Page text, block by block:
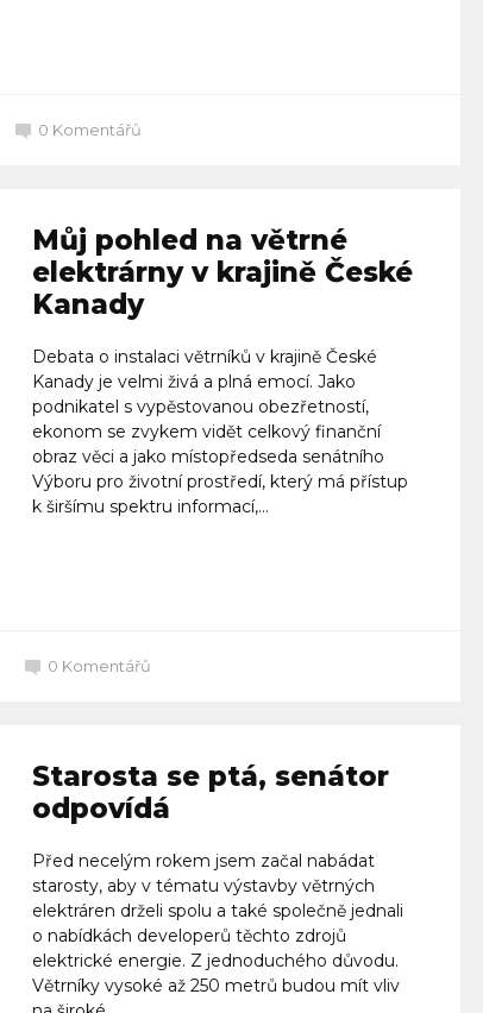
0 Komentářů
Můj pohled na větrné
elektrárny v krajině České
Kanady
Debata o instalaci větrníků v krajině České
Kanady je velmi živá a plná emocí. Jako
podnikatel s vypěstovanou obezřetností,
ekonom se zvykem vidět celkový finanční
obraz věci a jako místopředseda senátního
Výboru pro životní prostředí, který má přístup
k širšímu spektru informací,...
0 Komentářů
Starosta se ptá, senátor
odpovídá
Před necelým rokem jsem začal nabádat
starosty, aby v tématu výstavby větrných
elektráren drželi spolu a také společně jednali
o nabídkách developerů těchto zdrojů
elektrické energie. Z jednoduchého důvodu.
Větrníky vysoké až 250 metrů budou mít vliv